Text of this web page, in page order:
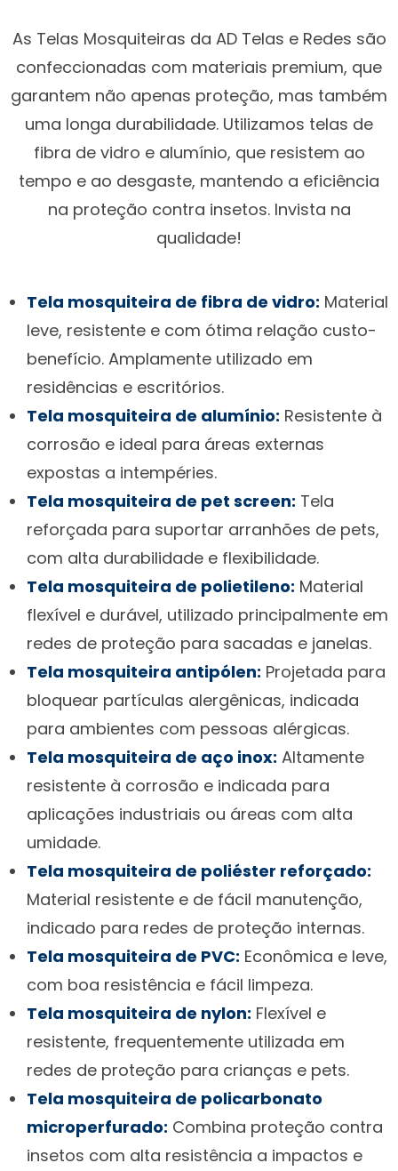
As Telas Mosquiteiras da AD Telas e Redes são
confeccionadas com materiais premium, que
garantem não apenas proteção, mas também
uma longa durabilidade. Utilizamos telas de
fibra de vidro e alumínio, que resistem ao
tempo e ao desgaste, mantendo a eficiência
na proteção contra insetos. Invista na
qualidade!
Tela mosquiteira de fibra de vidro: Material
leve, resistente e com ótima relação custo-
benefício. Amplamente utilizado em
residências e escritórios.
Tela mosquiteira de alumínio: Resistente à
corrosão e ideal para áreas externas
expostas a intempéries.
Tela mosquiteira de pet screen: Tela
reforçada para suportar arranhões de pets,
com alta durabilidade e flexibilidade.
Tela mosquiteira de polietileno: Material
flexível e durável, utilizado principalmente em
redes de proteção para sacadas e janelas.
Tela mosquiteira antipólen: Projetada para
bloquear partículas alergênicas, indicada
para ambientes com pessoas alérgicas.
Tela mosquiteira de aço inox: Altamente
resistente à corrosão e indicada para
aplicações industriais ou áreas com alta
umidade.
Tela mosquiteira de poliéster reforçado:
Material resistente e de fácil manutenção,
indicado para redes de proteção internas.
Tela mosquiteira de PVC: Econômica e leve,
com boa resistência e fácil limpeza.
Tela mosquiteira de nylon: Flexível e
resistente, frequentemente utilizada em
redes de proteção para crianças e pets.
Tela mosquiteira de policarbonato
microperfurado: Combina proteção contra
insetos com alta resistência a impactos e